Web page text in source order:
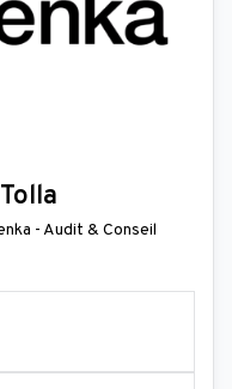
- Audit & Conseil